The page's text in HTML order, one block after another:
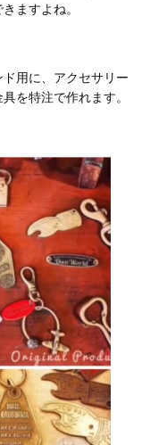
ますよね。
用に、アクセサリー
を特注で作れます。